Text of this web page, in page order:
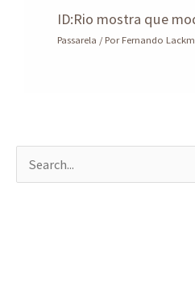
ID:Rio mostra que
Passarela / PorFernando